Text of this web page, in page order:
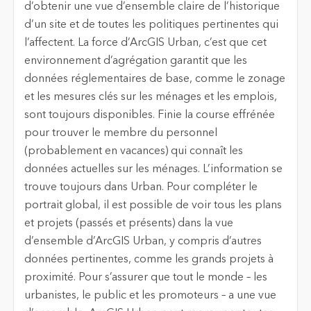
d’obtenir une vue d’ensemble claire de l’historique
d’un site et de toutes les politiques pertinentes qui
l’affectent. La force d’ArcGIS Urban, c’est que cet
environnement d’agrégation garantit que les
données réglementaires de base, comme le zonage
et les mesures clés sur les ménages et les emplois,
sont toujours disponibles. Finie la course effrénée
pour trouver le membre du personnel
(probablement en vacances) qui connaît les
données actuelles sur les ménages. L’information se
trouve toujours dans Urban. Pour compléter le
portrait global, il est possible de voir tous les plans
et projets (passés et présents) dans la vue
d’ensemble d’ArcGIS Urban, y compris d’autres
données pertinentes, comme les grands projets à
proximité. Pour s’assurer que tout le monde – les
urbanistes, le public et les promoteurs – a une vue